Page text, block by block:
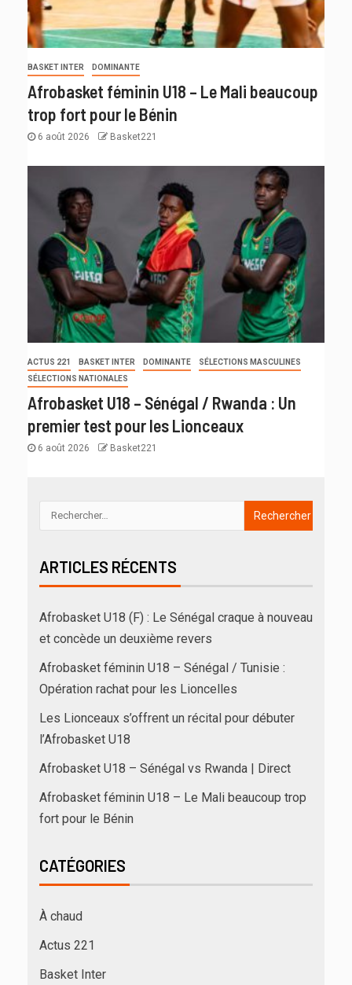
BASKET INTER DOMINANTE
Afrobasket féminin U18 – Le Mali beaucoup
trop fort pour le Bénin
6 août 2026 Basket221
ACTUS 221 BASKET INTER DOMINANTE
SÉLECTIONS MASCULINES
SÉLECTIONS NATIONALES
Afrobasket U18 – Sénégal / Rwanda : Un
premier test pour les Lionceaux
6 août 2026 Basket221
ARTICLES RÉCENTS
Afrobasket U18 (F) : Le Sénégal craque à nouveau
et concède un deuxième revers
Afrobasket féminin U18 – Sénégal / Tunisie :
Opération rachat pour les Lioncelles
Les Lionceaux s’offrent un récital pour débuter
l’Afrobasket U18
Afrobasket U18 – Sénégal vs Rwanda | Direct
Afrobasket féminin U18 – Le Mali beaucoup trop
fort pour le Bénin
CATÉGORIES
À chaud
Actus 221
Basket Inter